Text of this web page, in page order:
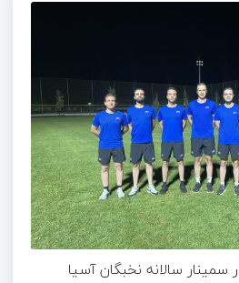
سمینار سالانه نخبگان آسیا